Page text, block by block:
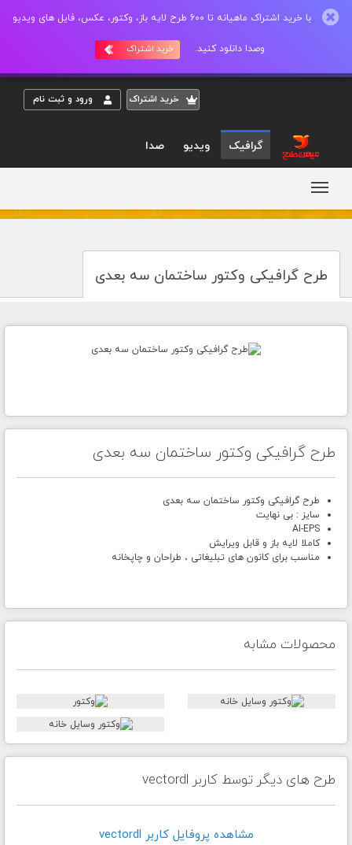
با خرید اشتراک ماهیانه تا 600 طرح لایه باز، وکتور، عکس، فایل های ویدیو
وصدا دانلود کنید. خرید اشتراک
خريد اشتراک ورود و ثبت نام
گرافیک ویدیو صدا
طرح گرافیکی وکتور ساختمان سه بعدی
طرح گرافیکی وکتور ساختمان سه بعدی
طرح گرافیکی وکتور ساختمان سه بعدی
سایز : بی نهایت
AI-EPS
کاملا لایه باز و قابل ویرایش
مناسب برای کانون های تبلیغاتی ، طراحان و چاپخانه
محصولات مشابه
طرح های دیگر توسط کاربر vectordl
مشاهده پروفايل کاربر vectordl